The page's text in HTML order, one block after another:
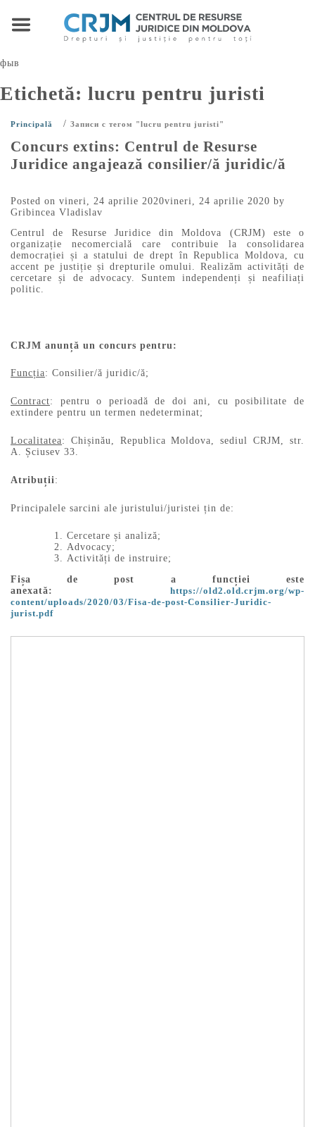
фыв
Etichetă: lucru pentru juristi
Principală / Записи с тегом "lucru pentru juristi"
Concurs extins: Centrul de Resurse
Juridice angajează consilier/ă juridic/ă
Posted on vineri, 24 aprilie 2020vineri, 24 aprilie 2020 by
Gribincea Vladislav
Centrul de Resurse Juridice din Moldova (CRJM) este o
organizație necomercială care contribuie la consolidarea
democrației și a statului de drept în Republica Moldova, cu
accent pe justiție și drepturile omului. Realizăm activități de
cercetare și de advocacy. Suntem independenți și neafiliați
politic.
CRJM anunță un concurs pentru:
Funcția: Consilier/ă juridic/ă;
Contract: pentru o perioadă de doi ani, cu posibilitate de
extindere pentru un termen nedeterminat;
Localitatea: Chișinău, Republica Moldova, sediul CRJM, str.
A. Șciusev 33.
Atribuții :
Principalele sarcini ale juristului/juristei țin de:
Cercetare și analiză;
Advocacy;
Activități de instruire;
Fișa de post a funcției este
anexată:
https://old2.old.crjm.org/wp-
content/uploads/2020/03/Fisa-de-post-Consilier-Juridic-
jurist.pdf